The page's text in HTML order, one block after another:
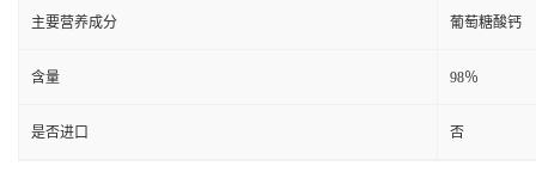
主要营养成分 葡萄糖酸钙
含量 98％
是否进口 否